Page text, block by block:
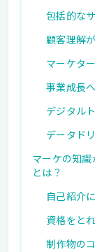
包括的な
顧客理解
マーケタ
事業成長
デジタル
データド
マーケの知
とは？
自己紹介
資格をと
制作物の